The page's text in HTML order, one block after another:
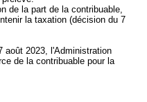
de la part de la contribuable,
la taxation (décision du 7
août 2023, l'Administration
de la contribuable pour la